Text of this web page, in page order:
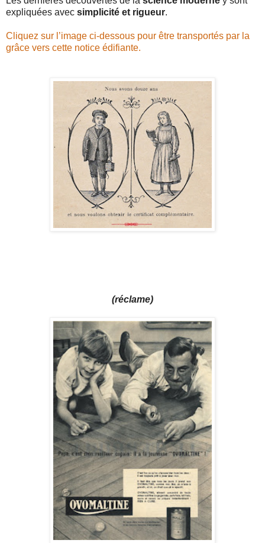
expliquées avec simplicité et rigueur.
Cliquez sur l’image ci-dessous pour être transportés par la
grâce vers cette notice édifiante.
(réclame)